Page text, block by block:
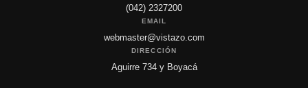
(042) 2327200
EMAIL
webmaster@vistazo.com
DIRECCIÓN
Aguirre 734 y Boyacá